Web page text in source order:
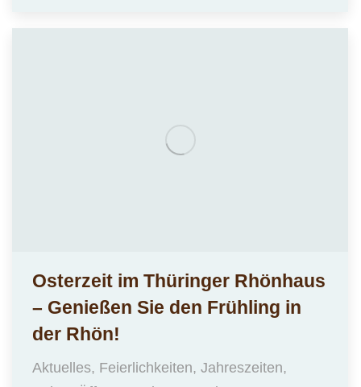
Osterzeit im Thüringer Rhönhaus
– Genießen Sie den Frühling in
der Rhön!
Aktuelles, Feierlichkeiten, Jahreszeiten,